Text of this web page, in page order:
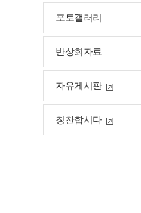
포토갤러리
반상회자료
자유게시판
칭찬합시다